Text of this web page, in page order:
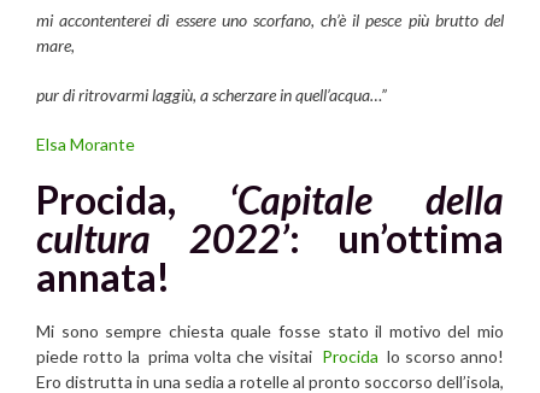
mi accontenterei di essere uno scorfano, ch’è il pesce più brutto del
mare,
pur di ritrovarmi laggiù, a scherzare in quell’acqua…”
Elsa Morante
Procida, ‘Capitale della
cultura 2022’: un’ottima
annata!
Mi sono sempre chiesta quale fosse stato il motivo del mio
piede rotto la prima volta che visitai Procida lo scorso anno!
Ero distrutta in una sedia a rotelle al pronto soccorso dell’isola,